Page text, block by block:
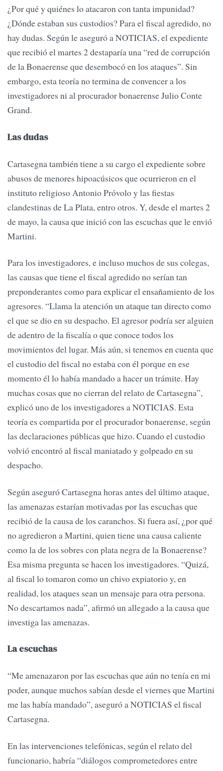
¿Por qué y quiénes lo atacaron con tanta impunidad?
¿Dónde estaban sus custodios? Para el fiscal agredido, no
hay dudas. Según le aseguró a NOTICIAS, el expediente
que recibió el martes 2 destaparía una “red de corrupción
de la Bonaerense que desembocó en los ataques”. Sin
embargo, esta teoría no termina de convencer a los
investigadores ni al procurador bonaerense Julio Conte
Grand.
Las dudas
Cartasegna también tiene a su cargo el expediente sobre
abusos de menores hipoacúsicos que ocurrieron en el
instituto religioso Antonio Próvolo y las fiestas
clandestinas de La Plata, entro otros. Y, desde el martes 2
de mayo, la causa que inició con las escuchas que le envió
Martini.
Para los investigadores, e incluso muchos de sus colegas,
las causas que tiene el fiscal agredido no serían tan
preponderantes como para explicar el ensañamiento de los
agresores. “Llama la atención un ataque tan directo como
el que se dio en su despacho. El agresor podría ser alguien
de adentro de la fiscalía o que conoce todos los
movimientos del lugar. Más aún, si tenemos en cuenta que
el custodio del fiscal no estaba con él porque en ese
momento él lo había mandado a hacer un trámite. Hay
muchas cosas que no cierran del relato de Cartasegna”,
explicó uno de los investigadores a NOTICIAS. Esta
teoría es compartida por el procurador bonaerense, según
las declaraciones públicas que hizo. Cuando el custodio
volvió encontró al fiscal maniatado y golpeado en su
despacho.
Según aseguró Cartasegna horas antes del último ataque,
las amenazas estarían motivadas por las escuchas que
recibió de la causa de los caranchos. Si fuera así, ¿por qué
no agredieron a Martini, quien tiene una causa caliente
como la de los sobres con plata negra de la Bonaerense?
Esa misma pregunta se hacen los investigadores. “Quizá,
al fiscal lo tomaron como un chivo expiatorio y, en
realidad, los ataques sean un mensaje para otra persona.
No descartamos nada”, afirmó un allegado a la causa que
investiga las amenazas.
La escuchas
“Me amenazaron por las escuchas que aún no tenía en mi
poder, aunque muchos sabían desde el viernes que Martini
me las había mandado”, aseguró a NOTICIAS el fiscal
Cartasegna.
En las intervenciones telefónicas, según el relato del
funcionario, habría “diálogos comprometedores entre